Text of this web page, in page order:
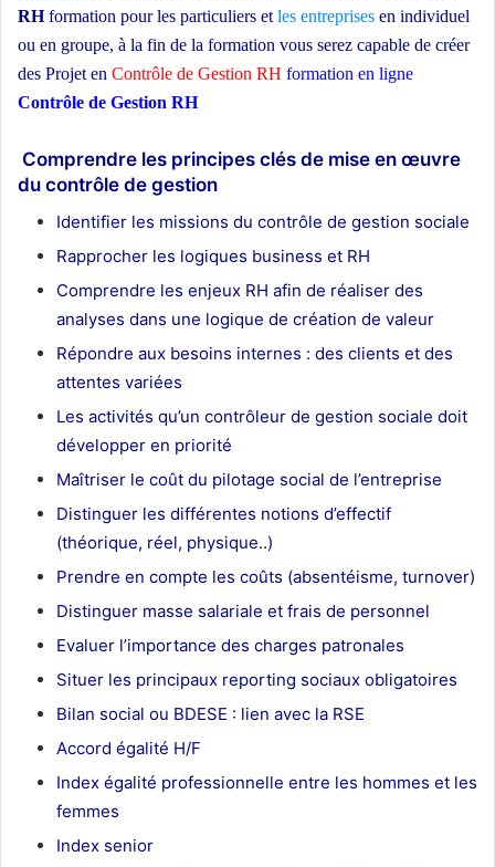
RHformation pour les particuliers et les entreprises en individuel
ou en groupe, à la fin de la formation vous serez capable de créer
des Projet en Contrôle de Gestion RH formation en ligne
Contrôle de Gestion RH
Comprendre les principes clés de mise en œuvre
du contrôle de gestion
Identifier les missions du contrôle de gestion sociale
Rapprocher les logiques business et RH
Comprendre les enjeux RH afin de réaliser des
analyses dans une logique de création de valeur
Répondre aux besoins internes : des clients et des
attentes variées
Les activités qu’un contrôleur de gestion sociale doit
développer en priorité
Maîtriser le coût du pilotage social de l’entreprise
Distinguer les différentes notions d’effectif
(théorique, réel, physique..)
Prendre en compte les coûts (absentéisme, turnover)
Distinguer masse salariale et frais de personnel
Evaluer l’importance des charges patronales
Situer les principaux reporting sociaux obligatoires
Bilan social ou BDESE : lien avec la RSE
Accord égalité H/F
Index égalité professionnelle entre les hommes et les
femmes
Index senior